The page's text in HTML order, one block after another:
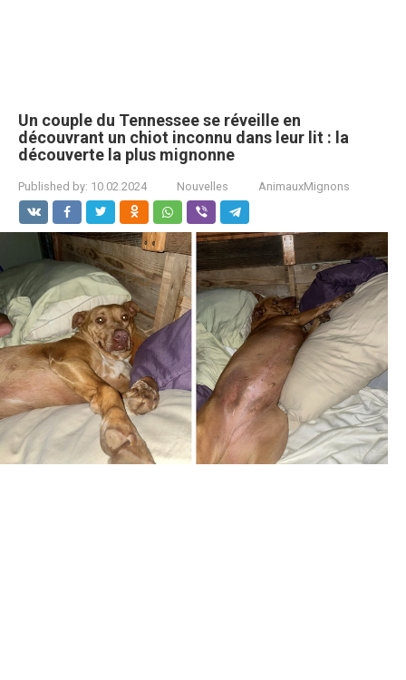
Un couple du Tennessee se réveille en
découvrant un chiot inconnu dans leur lit : la
découverte la plus mignonne
Published by: 10.02.2024 Nouvelles AnimauxMignons